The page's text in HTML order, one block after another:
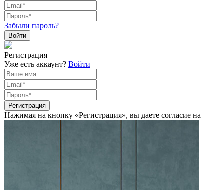
Забыли пароль?
Регистрация
Уже есть аккаунт? Войти
Нажимая на кнопку «Регистрация», вы даете согласие на